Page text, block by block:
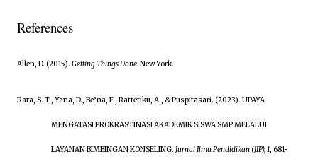
References
Allen, D. (2015). Getting Things Done.New York.
Rara, S. T., Yana, D., Be’na, F., Rattetiku, A., & Puspitasari. (2023). UPAYA
MENGATASI PROKRASTINASI AKADEMIK SISWA SMP MELALUI
LAYANAN BIMBINGAN KONSELING. Jurnal Ilmu Pendidikan (JIP), 1, 681-